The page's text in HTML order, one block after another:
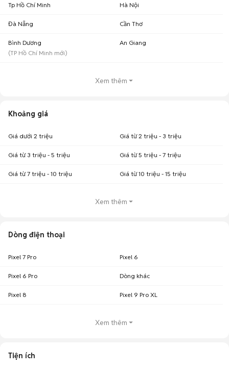
: 7 điện thoại
Chợ Tốt - Nơi mua bán Google Pixel 4A cũ giá tốt nhất!
Tp Hồ Chí Minh Hà Nội
Đà Nẵng Cần Thơ
Bình Dương
(TP Hồ Chí Minh mới)
An Giang
Xem thêm
Khoảng giá
Giá dưới 2 triệu Giá từ 2 triệu - 3 triệu
Giá từ 3 triệu - 5 triệu Giá từ 5 triệu - 7 triệu
Giá từ 7 triệu - 10 triệu Giá từ 10 triệu - 15 triệu
Xem thêm
Dòng điện thoại
Pixel 7 Pro Pixel 6
Pixel 6 Pro Dòng khác
Pixel 8 Pixel 9 Pro XL
Xem thêm
Tiện ích